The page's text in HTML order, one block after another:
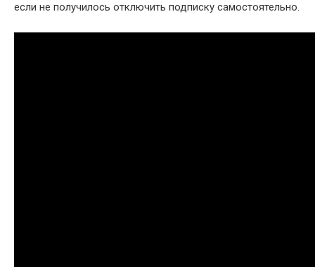
если не получилось отключить подписку самостоятельно.